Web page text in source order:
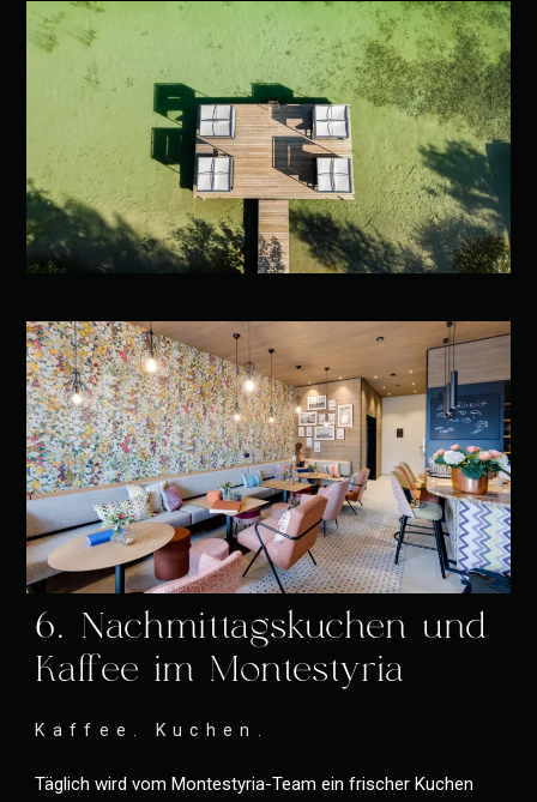
6. Nachmittagskuchen und
Kaffee im Montestyria
Kaffee. Kuchen.
Täglich wird vom Montestyria-Team ein frischer Kuchen